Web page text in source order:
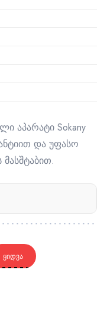
აპარატი Sokany
და უფასო
ᲧᲘᲓᲕᲐ